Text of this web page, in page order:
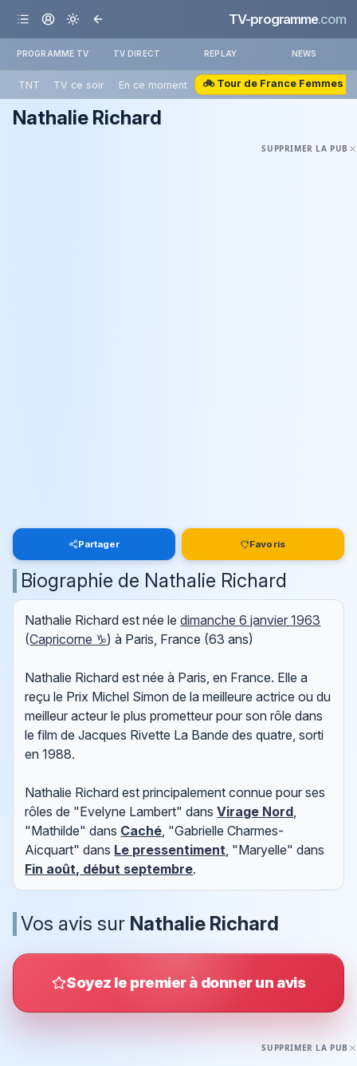
TV-programme.com
PROGRAMME TV TV DIRECT REPLAY NEWS
TNT TV ce soir En ce moment 🚲 Tour de France Femmes
Nathalie Richard
SUPPRIMER LA PUB
Partager Favoris
Biographie de Nathalie Richard
Nathalie Richard est née ledimanche 6 janvier 1963
(Capricorne ♑) à Paris, France (63 ans)
Nathalie Richard est née à Paris, en France. Elle a
reçu le Prix Michel Simon de la meilleure actrice ou du
meilleur acteur le plus prometteur pour son rôle dans
le film de Jacques Rivette La Bande des quatre, sorti
en 1988.
Nathalie Richard est principalement connue pour ses
rôles de "Evelyne Lambert" dansVirage Nord,
"Mathilde" dans Caché, "Gabrielle Charmes-
Aicquart" dans Le pressentiment, "Maryelle" dans
Fin août, début septembre.
Vos avis sur Nathalie Richard
Soyez le premier à donner un avis
SUPPRIMER LA PUB